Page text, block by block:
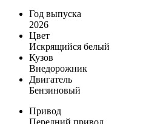
Год выпуска
2026
Цвет
Искрящийся белый
Кузов
Внедорожник
Двигатель
Бензиновый
Привод